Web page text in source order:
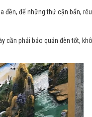
đền, để những thứ cặn bẩn,
cần phải bảo quản đèn tốt,